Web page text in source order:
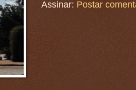
Assinar: Postar